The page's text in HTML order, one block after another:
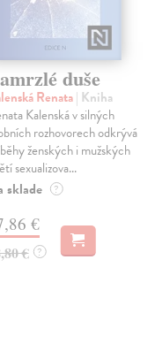
duše
Renata| Kniha
Kalenská v silných
rozhovorech odkrývá
ženských i mužských
sexualizova...
sklade ?
€
€ ?